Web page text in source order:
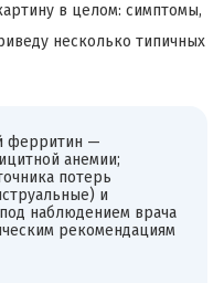
в целом: симптомы,
несколько типичных
ферритин —
анемии;
потерь
и
наблюдением врача
рекомендациям